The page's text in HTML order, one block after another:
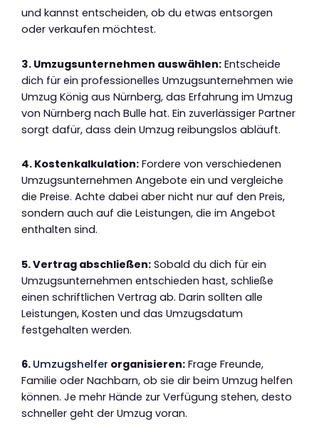
und kannst entscheiden, ob du etwas entsorgen
oder verkaufen möchtest.
3. Umzugsunternehmen auswählen: Entscheide
dich für ein professionelles Umzugsunternehmen wie
Umzug König aus Nürnberg, das Erfahrung im Umzug
von Nürnberg nach Bulle hat. Ein zuverlässiger Partner
sorgt dafür, dass dein Umzug reibungslos abläuft.
4. Kostenkalkulation: Fordere von verschiedenen
Umzugsunternehmen Angebote ein und vergleiche
die Preise. Achte dabei aber nicht nur auf den Preis,
sondern auch auf die Leistungen, die im Angebot
enthalten sind.
5. Vertrag abschließen: Sobald du dich für ein
Umzugsunternehmen entschieden hast, schließe
einen schriftlichen Vertrag ab. Darin sollten alle
Leistungen, Kosten und das Umzugsdatum
festgehalten werden.
6. Umzugshelfer organisieren: Frage Freunde,
Familie oder Nachbarn, ob sie dir beim Umzug helfen
können. Je mehr Hände zur Verfügung stehen, desto
schneller geht der Umzug voran.